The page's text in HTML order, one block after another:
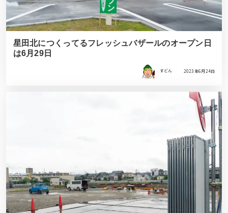
星田北につくってるフレッシュバザールのオープン日
は6月29日
すどん 2023年6月24日